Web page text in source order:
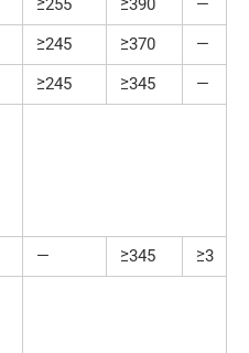
≥255 ≥390
—
≥245 ≥370
—
≥245 ≥345
—
— ≥345
≥3